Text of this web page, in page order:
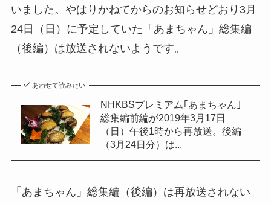
いました。やはりかねてからのお知らせどおり3月
24日（日）に予定していた「あまちゃん」総集編
（後編）は放送されないようです。
あわせて読みたい
NHKBSプレミアム｢あまちゃん｣
総集編前編が2019年3月17日
（日）午後1時から再放送。後編
（3月24日分）は...
「あまちゃん」総集編（後編）は再放送されない